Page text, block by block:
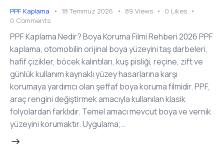
PPF Kaplama 18 Temmuz 2026 89 Views 0 Likes
0 Comments
PPF Kaplama Nedir? Boya Koruma Filmi Rehberi 2026 PPF
kaplama, otomobilin orijinal boya yüzeyini taş darbeleri,
hafif çizikler, böcek kalıntıları, kuş pisliği, reçine, zift ve
günlük kullanım kaynaklı yüzey hasarlarına karşı
korumaya yardımcı olan şeffaf boya koruma filmidir. PPF,
araç rengini değiştirmek amacıyla kullanılan klasik
folyolardan farklıdır. Temel amacı mevcut boya ve vernik
yüzeyini korumaktır. Uygulama;…